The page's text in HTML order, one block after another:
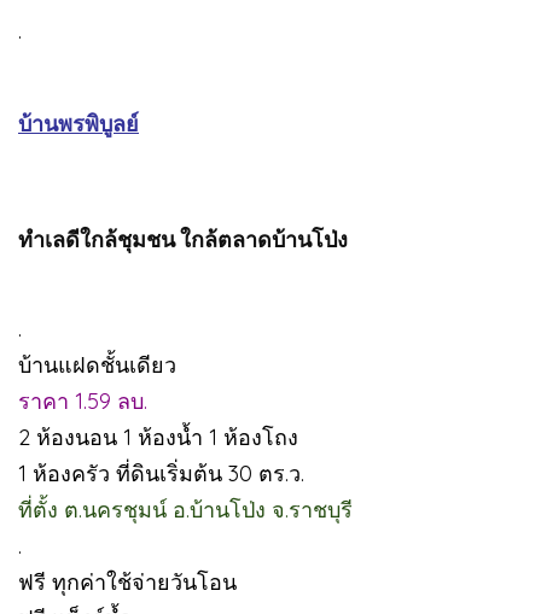
.
บ้านพรพิบูลย์
ทำเลดีใกล้ชุมชน ใกล้ตลาดบ้านโป่ง
.
บ้านแฝดชั้นเดียว
ราคา 1.59 ลบ.
2 ห้องนอน 1 ห้องน้ำ 1 ห้องโถง
1 ห้องครัว ที่ดินเริ่มต้น 30 ตร.ว.
ที่ตั้ง ต.นครชุมน์ อ.บ้านโป่ง จ.ราชบุรี
.
ฟรี ทุกค่าใช้จ่ายวันโอน